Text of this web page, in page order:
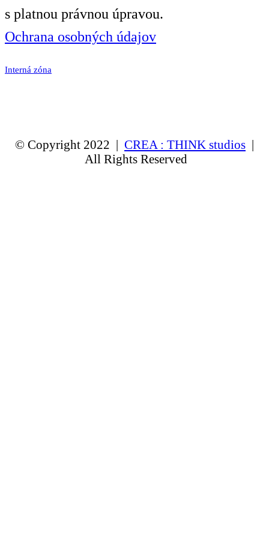
s platnou právnou úpravou.
Ochrana osobných údajov
Interná zóna
© Copyright 2022 | CREA : THINK studios |
All Rights Reserved